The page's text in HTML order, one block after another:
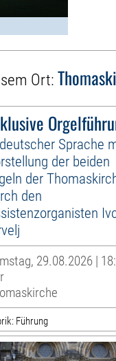
Ort:
Sprache
der beiden
der
den
29.08.2026 |
Führung